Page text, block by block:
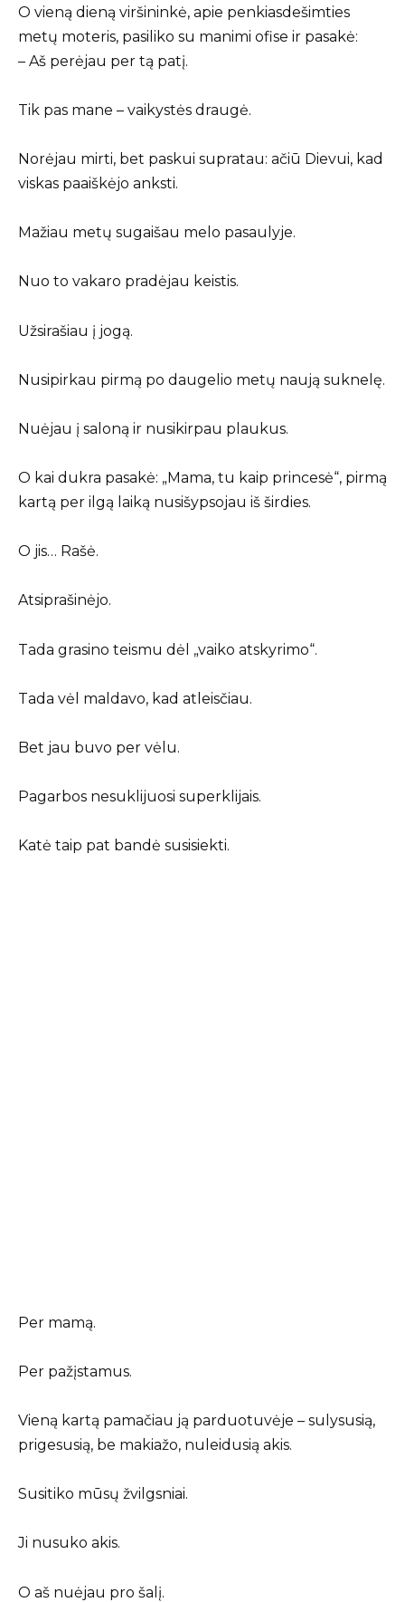
O vieną dieną viršininkė, apie penkiasdešimties
metų moteris, pasiliko su manimi ofise ir pasakė:
– Aš perėjau per tą patį.
Tik pas mane – vaikystės draugė.
Norėjau mirti, bet paskui supratau: ačiū Dievui, kad
viskas paaiškėjo anksti.
Mažiau metų sugaišau melo pasaulyje.
Nuo to vakaro pradėjau keistis.
Užsirašiau į jogą.
Nusipirkau pirmą po daugelio metų naują suknelę.
Nuėjau į saloną ir nusikirpau plaukus.
O kai dukra pasakė: „Mama, tu kaip princesė“, pirmą
kartą per ilgą laiką nusišypsojau iš širdies.
O jis… Rašė.
Atsiprašinėjo.
Tada grasino teismu dėl „vaiko atskyrimo“.
Tada vėl maldavo, kad atleisčiau.
Bet jau buvo per vėlu.
Pagarbos nesuklijuosi superklijais.
Katė taip pat bandė susisiekti.
Per mamą.
Per pažįstamus.
Vieną kartą pamačiau ją parduotuvėje – sulysusią,
prigesusią, be makiažo, nuleidusią akis.
Susitiko mūsų žvilgsniai.
Ji nusuko akis.
O aš nuėjau pro šalį.